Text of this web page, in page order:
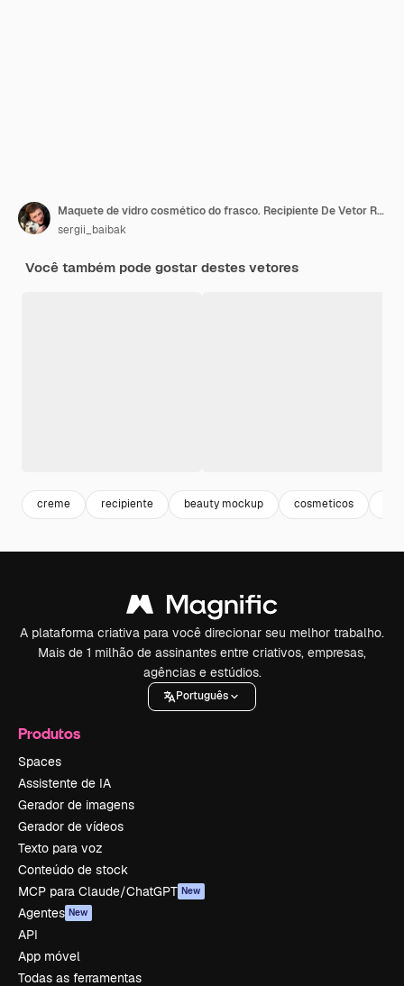
Maquete de vidro cosmético do frasco. Recipiente De Vetor Redondo.
sergii_baibak
Você também pode gostar destes vetores
creme recipiente beauty mockup cosmeticos
A plataforma criativa para você direcionar seu melhor trabalho.
Mais de 1 milhão de assinantes entre criativos, empresas,
agências e estúdios.
Português
Produtos
Spaces
Assistente de IA
Gerador de imagens
Gerador de vídeos
Texto para voz
Conteúdo de stock
MCP para Claude/ChatGPT New
Agentes New
API
App móvel
Todas as ferramentas